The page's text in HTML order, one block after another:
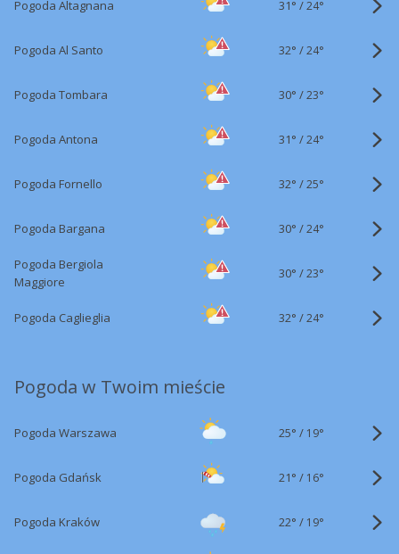
Pogoda Altagnana 31° /24°
Pogoda Al Santo 32° /24°
Pogoda Tombara 30° /23°
Pogoda Antona 31° /24°
Pogoda Fornello 32° /25°
Pogoda Bargana 30° /24°
Pogoda Bergiola
Maggiore
30° /23°
Pogoda Caglieglia 32° /24°
Pogoda w Twoim mieście
Pogoda Warszawa 25° / 19°
Pogoda Gdańsk 21° / 16°
Pogoda Kraków 22° / 19°